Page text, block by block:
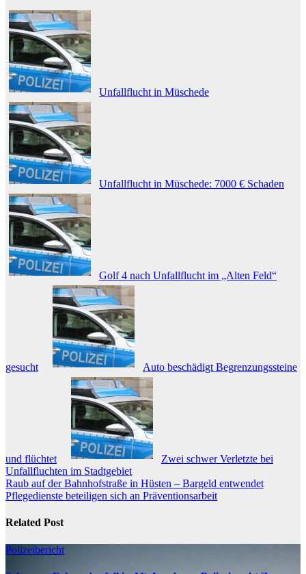
Unfallflucht in Müschede
Unfallflucht in Müschede: 7000 € Schaden
Golf 4 nach Unfallflucht im „Alten Feld“
gesucht Auto beschädigt Begrenzungssteine
und flüchtet
Zwei schwer Verletzte bei
Unfallfluchten im Stadtgebiet
Beitragsnavigation
Raub auf der Bahnhofstraße in Hüsten – Bargeld entwendet
Pflegedienste beteiligen sich an Präventionsarbeit
Related Post
Polizeibericht